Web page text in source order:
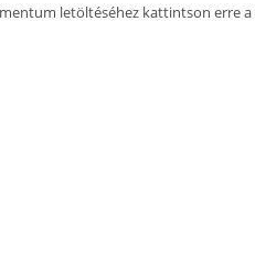
letöltéséhez kattintson erre a